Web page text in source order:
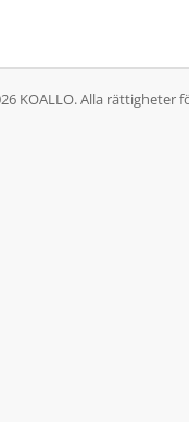
KOALLO. Alla rättigheter